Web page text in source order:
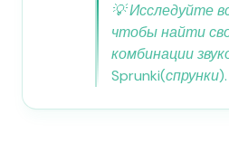
💡Исследуйте
чтобы найти
комбинации
Sprunki(спрунки).